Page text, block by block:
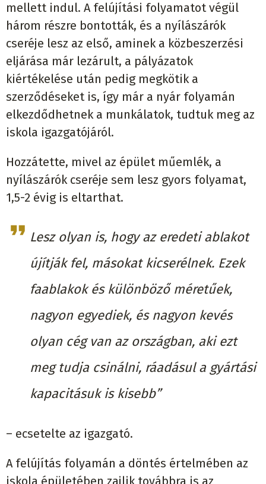
mellett indul. A felújítási folyamatot végül
három részre bontották, és a nyílászárók
cseréje lesz az első, aminek a közbeszerzési
eljárása már lezárult, a pályázatok
kiértékelése után pedig megkötik a
szerződéseket is, így már a nyár folyamán
elkezdődhetnek a munkálatok, tudtuk meg az
iskola igazgatójáról.
Hozzátette, mivel az épület műemlék, a
nyílászárók cseréje sem lesz gyors folyamat,
1,5-2 évig is eltarthat.
Lesz olyan is, hogy az eredeti ablakot
újítják fel, másokat kicserélnek. Ezek
faablakok és különböző méretűek,
nagyon egyediek, és nagyon kevés
olyan cég van az országban, aki ezt
meg tudja csinálni, ráadásul a gyártási
kapacitásuk is kisebb”
– ecsetelte az igazgató.
A felújítás folyamán a döntés értelmében az